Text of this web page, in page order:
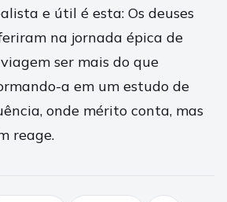
e útil é esta: Os deuses
na jornada épica de
ser mais do que
a em um estudo de
onde mérito conta, mas
reage.